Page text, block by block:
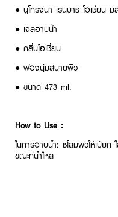
● นูโทรจีนา เรนบาธ โอเชี่ยน มิ
● เจลอาบน้ำ
● กลิ่นโอเชี่ยน
● ฟองนุ่มสบายผิว
● ขนาด 473 ml.
How to Use :
ในการอาบน้ำ: ชโลมผิวให้เปีย
ขณะที่น้ำไหล